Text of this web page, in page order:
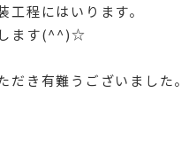
程にはいります。
ます(^^)☆
だき有難うございました。